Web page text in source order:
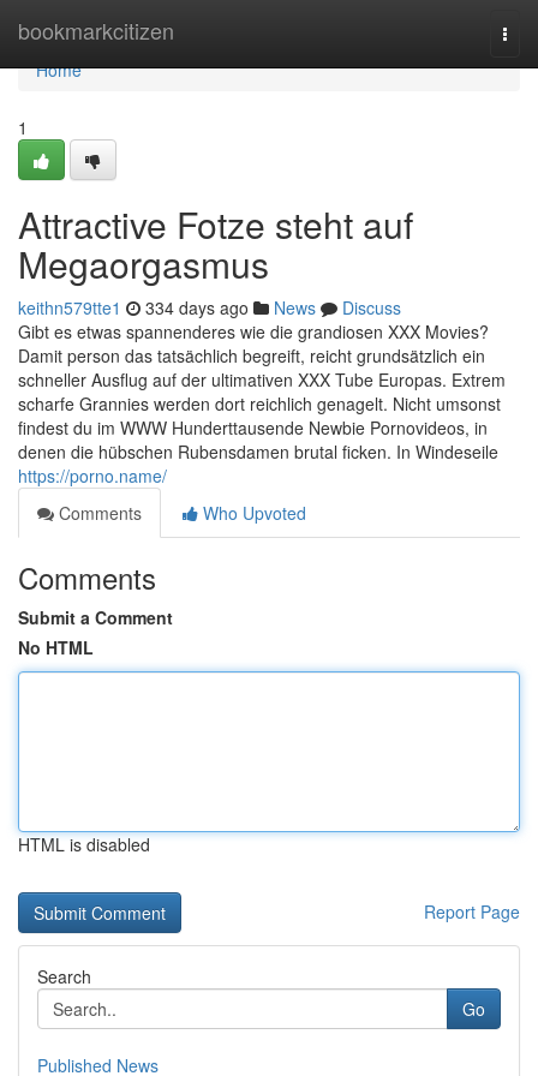
bookmarkcitizen
Home
Home
1
Attractive Fotze steht auf
Megaorgasmus
keithn579tte1 334 days ago News
Discuss
Gibt es etwas spannenderes wie die grandiosen XXX Movies?
Damit person das tatsächlich begreift, reicht grundsätzlich ein
schneller Ausflug auf der ultimativen XXX Tube Europas. Extrem
scharfe Grannies werden dort reichlich genagelt. Nicht umsonst
findest du im WWW Hunderttausende Newbie Pornovideos, in
denen die hübschen Rubensdamen brutal ficken. In Windeseile
https://porno.name/
Comments
Who Upvoted
Comments
Submit a Comment
No HTML
HTML is disabled
Report Page
Search
Go
Published News